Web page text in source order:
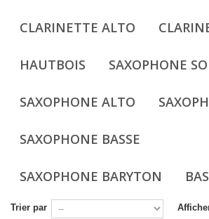
CLARINETTE ALTO
HAUTBOIS SAXOPHONE
SAXOPHONE ALTO
SAXOPHONE BASSE
SAXOPHONE BARYTON
Trier par